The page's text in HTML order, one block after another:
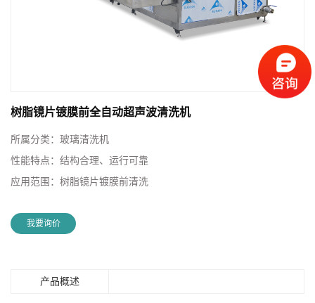
树脂镜片镀膜前全自动超声波清洗机
所属分类： 玻璃清洗机
性能特点： 结构合理、运行可靠
应用范围： 树脂镜片镀膜前清洗
我要询价
产品概述